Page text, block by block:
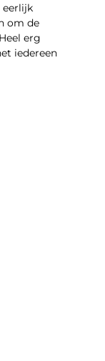
eerlijk
om de
erg
iedereen